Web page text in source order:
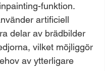
funktion.
artificiell
delar av brädbilder
vilket möjliggör
av ytterligare